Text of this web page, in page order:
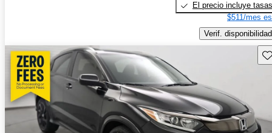
El precio incluye tasas
$511/mes
Verif. disponibilidad